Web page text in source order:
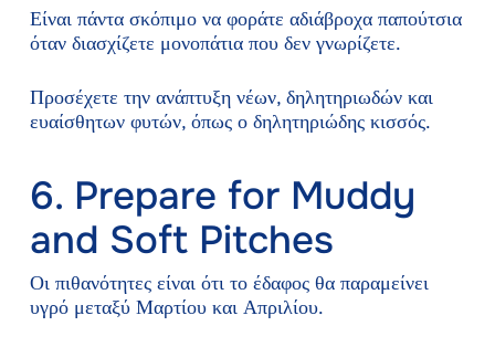
Είναι πάντα σκόπιμο να φοράτε αδιάβροχα παπούτσια
όταν διασχίζετε μονοπάτια που δεν γνωρίζετε.
Προσέχετε την ανάπτυξη νέων, δηλητηριωδών και
ευαίσθητων φυτών, όπως ο δηλητηριώδης κισσός.
6. Prepare for Muddy
and Soft Pitches
Οι πιθανότητες είναι ότι το έδαφος θα παραμείνει
υγρό μεταξύ Μαρτίου και Απριλίου.